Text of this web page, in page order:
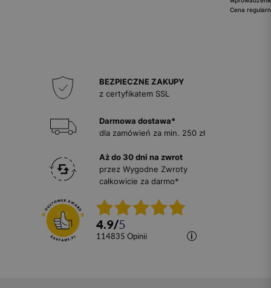
Cena
BEZPIECZNE ZAKUPY
z certyfikatem SSL
Darmowa dostawa*
dla zamówień za min. 250 zł
Aż do 30 dni na zwrot
przez Wygodne Zwroty
całkowicie za darmo*
4.9/5
114835 opinii